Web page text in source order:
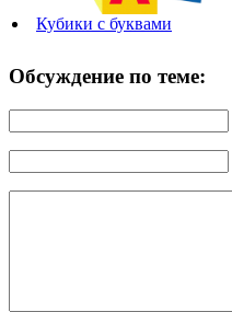
Кубики с буквами
Обсуждение по теме: